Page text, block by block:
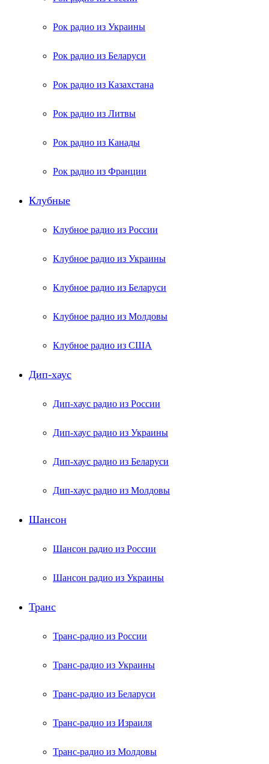
Рок радио из Украины
Рок радио из Беларуси
Рок радио из Казахстана
Рок радио из Литвы
Рок радио из Канады
Рок радио из Франции
Клубные
Клубное радио из России
Клубное радио из Украины
Клубное радио из Беларуси
Клубное радио из Молдовы
Клубное радио из США
Дип-хаус
Дип-хаус радио из России
Дип-хаус радио из Украины
Дип-хаус радио из Беларуси
Дип-хаус радио из Молдовы
Шансон
Шансон радио из России
Шансон радио из Украины
Транс
Транс-радио из России
Транс-радио из Украины
Транс-радио из Беларуси
Транс-радио из Израиля
Транс-радио из Молдовы